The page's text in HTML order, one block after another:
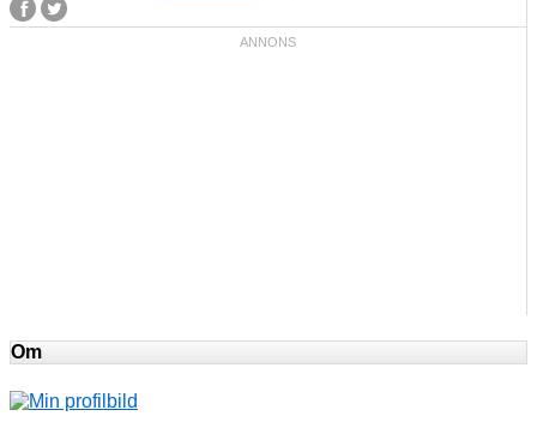
Om